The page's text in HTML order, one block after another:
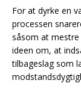
For at dyrke en
processen
såsom at
ideen om, at
tilbageslag som